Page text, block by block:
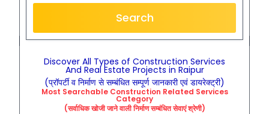
Search
Discover All Types of Construction Services
And Real Estate Projects in Raipur
(प्रॉपर्टी व निर्माण से सम्बंधित सम्पूर्ण जानकारी एवं डायरेक्ट्री)
Most Searchable Construction Related Services
Category
(सर्वाधिक खोजी जाने वाली निर्माण सम्बंधित सेवाएं श्रेणी)